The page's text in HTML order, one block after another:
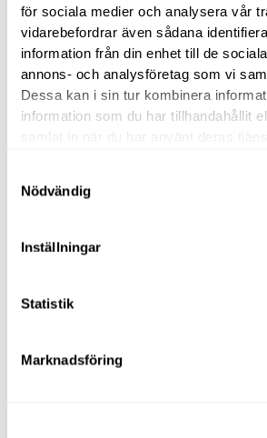
för sociala medier och analysera vår
vidarebefordrar även sådana
information från din enhet till de
annons- och analysföretag som vi
Dessa kan i sin tur kombinera
information som du har tillhandahållit
samlat in när du har använt deras
Nödvändig
Inställningar
Statistik
Marknadsföring